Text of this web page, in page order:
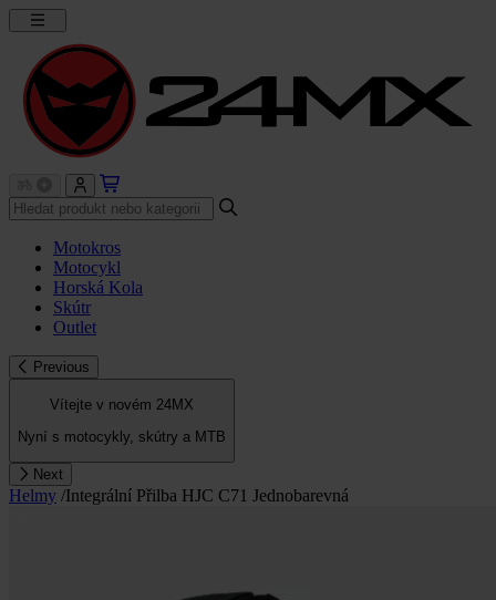
Motokros
Motocykl
Horská Kola
Skútr
Outlet
Previous
Vítejte v novém 24MX
Nyní s motocykly, skútry a MTB
Next
Helmy /Integrální Přilba HJC C71 Jednobarevná